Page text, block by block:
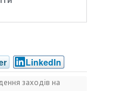
LinkedIn
заходів на